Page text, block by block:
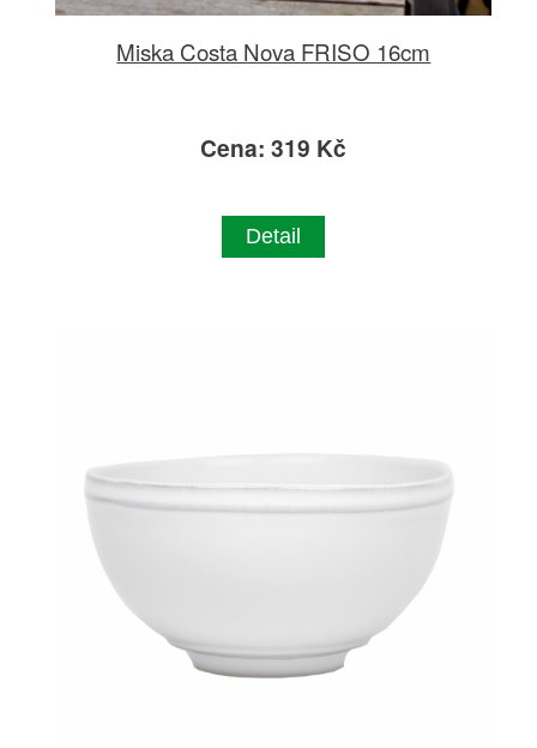
Miska Costa Nova FRISO 16cm
Cena: 319 Kč
Detail